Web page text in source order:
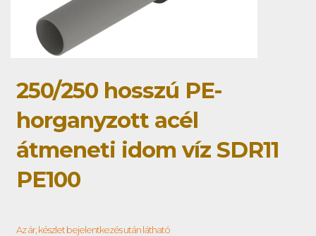
250/250 hosszú PE-
horganyzott acél
átmeneti idom víz SDR11
PE100
Az ár, készlet bejelentkezés után látható